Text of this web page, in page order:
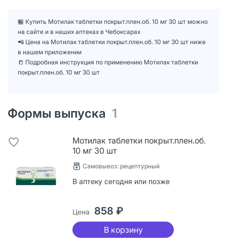
🏪 Купить Мотилак таблетки покрыт.плен.об. 10 мг 30 шт можно
на сайте и в наших аптеках в Чебоксарах
📲 Цена на Мотилак таблетки покрыт.плен.об. 10 мг 30 шт ниже
в нашем приложении
📒 Подробная инструкция по применению Мотилак таблетки
покрыт.плен.об. 10 мг 30 шт
Формы выпуска 1
Мотилак таблетки покрыт.плен.об.
10 мг 30 шт
Самовывоз: рецептурный
В аптеку сегодня или позже
Цена 858 ₽
В корзину